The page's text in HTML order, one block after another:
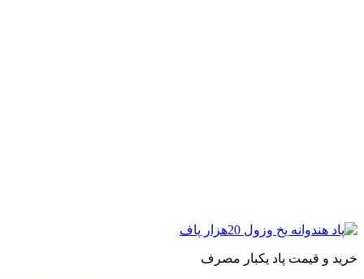
و قیمت پاد یکبار مصرف